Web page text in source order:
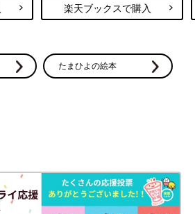
楽天ブックスで購入
たまひよの絵本